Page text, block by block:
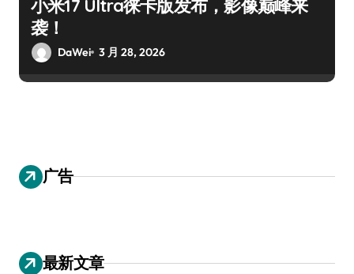
小米17 Ultra徕卡版发布，影像巅峰来
袭！
DaWei 3 月 28, 2026
广告
最新文章